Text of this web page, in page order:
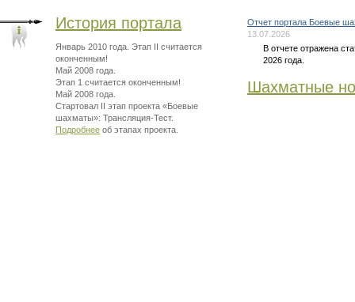
История портала
Январь 2010 года. Этап II считается
оконченным!
Май 2008 года.
Этап 1 считается оконченным!
Май 2008 года.
Стартовал II этап проекта «Боевые
шахматы»: Трансляция-Тест.
Подробнее об этапах проекта.
Отчет портала Боевые
13.07.2026
В отчете отражена
2026 года.
Шахматные